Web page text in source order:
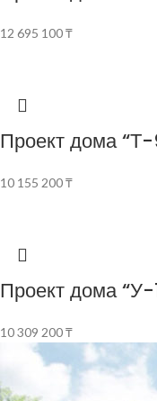
12 695 100₸
Проект дома
10 155 200₸
Проект дома “У-
10 309 200₸